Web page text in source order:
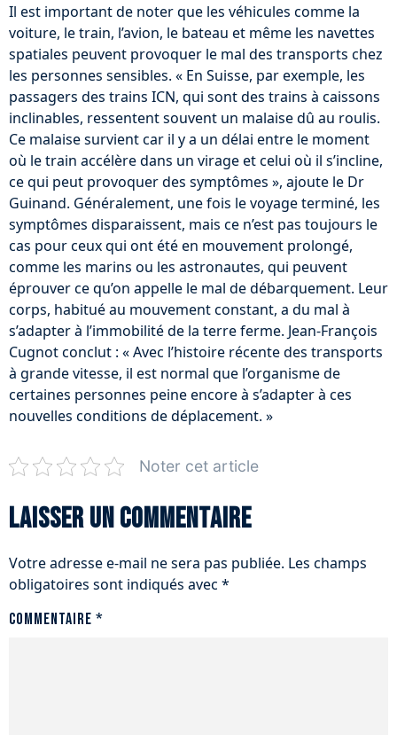
Il est important de noter que les véhicules comme la
voiture, le train, l’avion, le bateau et même les navettes
spatiales peuvent provoquer le mal des transports chez
les personnes sensibles. « En Suisse, par exemple, les
passagers des trains ICN, qui sont des trains à caissons
inclinables, ressentent souvent un malaise dû au roulis.
Ce malaise survient car il y a un délai entre le moment
où le train accélère dans un virage et celui où il s’incline,
ce qui peut provoquer des symptômes », ajoute le Dr
Guinand. Généralement, une fois le voyage terminé, les
symptômes disparaissent, mais ce n’est pas toujours le
cas pour ceux qui ont été en mouvement prolongé,
comme les marins ou les astronautes, qui peuvent
éprouver ce qu’on appelle le mal de débarquement. Leur
corps, habitué au mouvement constant, a du mal à
s’adapter à l’immobilité de la terre ferme. Jean-François
Cugnot conclut : « Avec l’histoire récente des transports
à grande vitesse, il est normal que l’organisme de
certaines personnes peine encore à s’adapter à ces
nouvelles conditions de déplacement. »
Noter cet article
Laisser un commentaire
Votre adresse e-mail ne sera pas publiée. Les champs
obligatoires sont indiqués avec *
Commentaire *